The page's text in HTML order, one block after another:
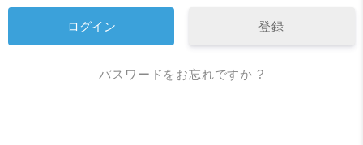
登録
パスワードをお忘れですか ?